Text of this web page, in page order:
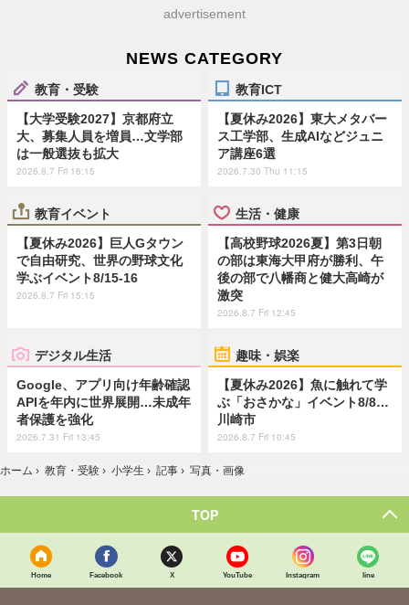
advertisement
NEWS CATEGORY
教育・受験
【大学受験2027】京都府立
大、募集人員を増員…文学部
は一般選抜も拡大
2026.8.7 Fri 16:15
教育ICT
【夏休み2026】東大メタバー
ス工学部、生成AIなどジュニ
ア講座6選
2026.7.30 Thu 11:15
教育イベント
【夏休み2026】巨人Gタウン
で自由研究、世界の野球文化
学ぶイベント8/15-16
2026.8.7 Fri 15:15
生活・健康
【高校野球2026夏】第3日朝
の部は東海大甲府が勝利、午
後の部で八幡商と健大高崎が
激突
2026.8.7 Fri 12:45
デジタル生活
Google、アプリ向け年齢確認
APIを年内に世界展開…未成年
者保護を強化
2026.7.31 Fri 13:45
趣味・娯楽
【夏休み2026】魚に触れて学
ぶ「おさかな」イベント8/8…
川崎市
2026.8.7 Fri 10:45
ホーム › 教育・受験 › 小学生 › 記事 › 写真・画像
TOP
Home Facebook X YouTube Instagram line